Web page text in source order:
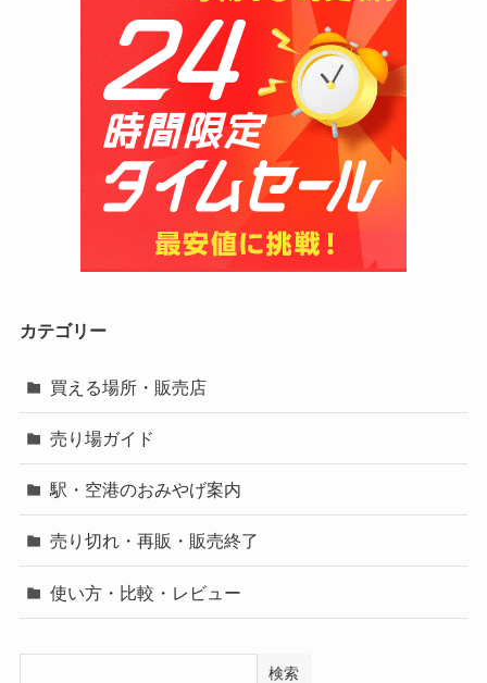
カテゴリー
買える場所・販売店
売り場ガイド
駅・空港のおみやげ案内
売り切れ・再販・販売終了
使い方・比較・レビュー
検索